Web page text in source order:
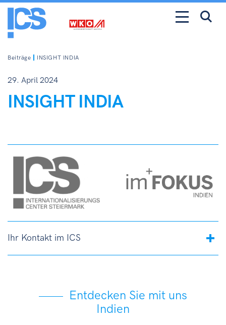
Beiträge INSIGHT INDIA
29. April 2024
INSIGHT INDIA
Ihr Kontakt im ICS
Entdecken Sie mit uns
Indien